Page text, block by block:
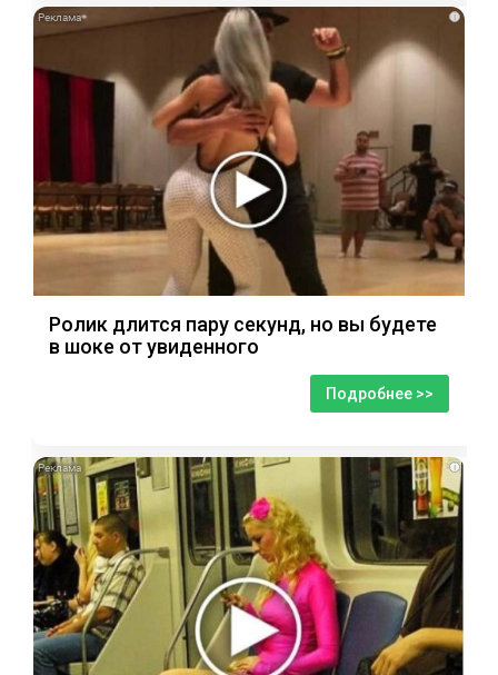
i
Ролик длится пару секунд, но вы будете
в шоке от увиденного
Подробнее >>
i